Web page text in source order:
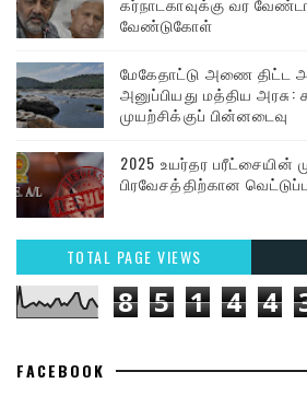
வேண்டுகோள்
மேகேதாட்டு அணை திட்ட
அனுப்பியது மத்திய
முயற்சிக்குப் பின்னடைவு
2025 உயர்தர பரீட்சையின்
பிரவேசத்திற்கான
TOTAL PAGE VIEWS
8 5 1 4 4
FACEBOOK